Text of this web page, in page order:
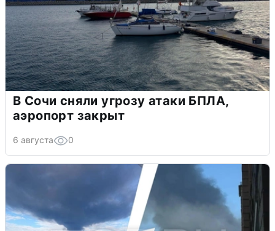
В Сочи сняли угрозу атаки БПЛА,
аэропорт закрыт
6 августа 0